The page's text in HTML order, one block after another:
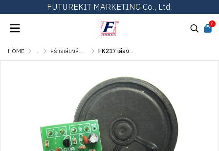
FUTUREKIT MARKETING Co., Ltd.
0
HOME ... สร้างเสียงสัญญาณ เสียงดนตรี และเสียงสัตว์ FK217 เสียงนก IC ดิจิตอล